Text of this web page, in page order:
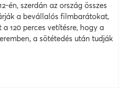
én, szerdán az ország összes
a bevállalós filmbarátokat,
120 perces vetítésre, hogy a
a sötétedés után tudják